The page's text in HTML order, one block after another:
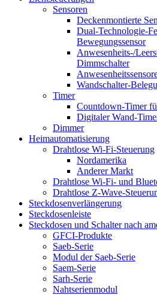
Sensoren
Deckenmontierte
Dual-Technologie-
Bewegungssensor
Anwesenheits-/
Dimmschalter
Wandschalter-
Timer
Countdown-Timer
Digitaler Wand-
Dimmer
Heimautomatisierung
Drahtlose Wi-Fi-Steuerung
Nordamerika
Anderer Markt
Drahtlose Wi-Fi- und
Drahtlose Z-Wave-
Steckdosenverlängerung
Steckdosenleiste
Steckdosen und Schalter nach
GFCI-Produkte
Saeb-Serie
Modul der Saeb-Serie
Saem-Serie
Sarh-Serie
Nahtserienmodul